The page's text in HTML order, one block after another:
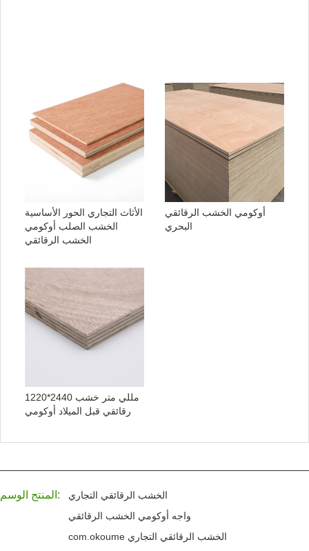
الأثاث التجاري الحور الأساسية
الخشب الصلب أوكومي
الخشب الرقائقي
أوكومي الخشب الرقائقي
البحري
1220*2440 مللي متر خشب
رقائقي قبل الميلاد أوكومي
المنتج الوسم:
الخشب الرقائقي التجاري
واجه أوكومي الخشب الرقائقي
com.okoume الخشب الرقائقي التجاري